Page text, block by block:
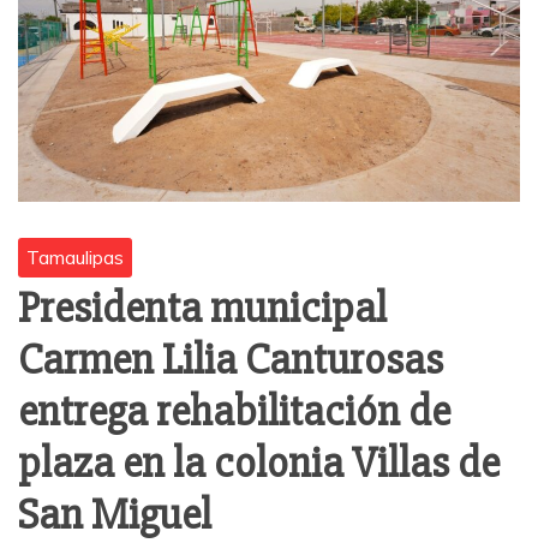
Tamaulipas
Presidenta municipal
Carmen Lilia Canturosas
entrega rehabilitación de
plaza en la colonia Villas de
San Miguel